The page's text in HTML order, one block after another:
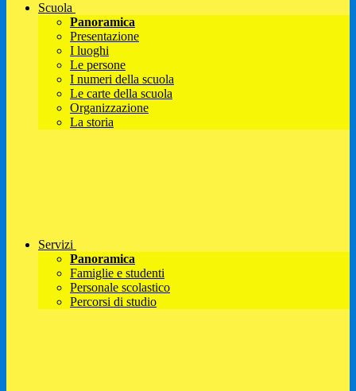
Scuola
Panoramica
Presentazione
I luoghi
Le persone
I numeri della scuola
Le carte della scuola
Organizzazione
La storia
Servizi
Panoramica
Famiglie e studenti
Personale scolastico
Percorsi di studio